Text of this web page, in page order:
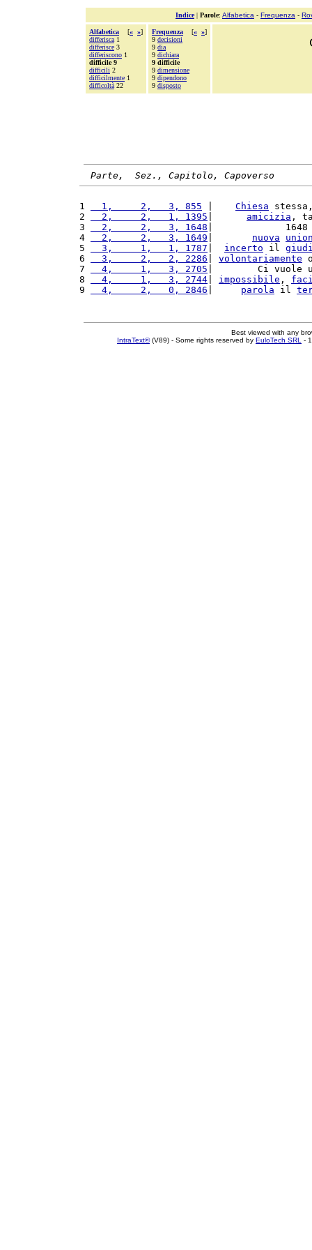
Indice| Parole: Alfabetica - Frequenza -
Alfabetica [« »]
differisca 1
differisce 3
differiscono 1
difficile 9
difficili 2
difficilmente 1
difficoltà 22
Frequenza [« »]
9 decisioni
9 dia
9 dichiara
9 difficile
9 dimensione
9 dipendono
9 disposto
Parte,  Sez., Capitolo, Capoverso
1
  1,     2,   3, 855
Chiesa
2
  2,     2,   1, 1395
amicizia ,
3
  2,     2,   3, 1648
|             1648
4
  2,     2,   3, 1649
nuova
5
  3,     1,   1, 1787
incerto il
6
  3,     2,   2, 2286
volontariamente
7
  4,     1,   3, 2705
|        Ci vuole
8
  4,     1,   3, 2744
impossibile ,
9
  4,     2,   0, 2846
parola il
Best viewed with any
IntraText®(V89) - Some rights reserved by EuloTech SRL -